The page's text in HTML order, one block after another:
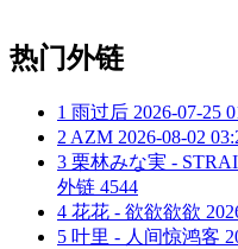
热门外链
1 雨过后 2026-07-25
2 AZM 2026-08-02
3 栗林みな実 -
外链 4544
4 花花 - 欲欲欲欲
5 叶里 - 人间惊鸿客